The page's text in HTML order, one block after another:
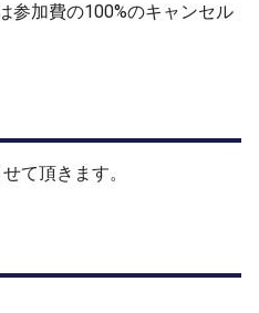
参加費の100%のキャンセル
て頂きます。